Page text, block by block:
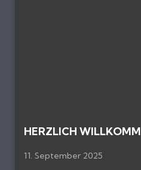
HERZLICH
11. September 2025